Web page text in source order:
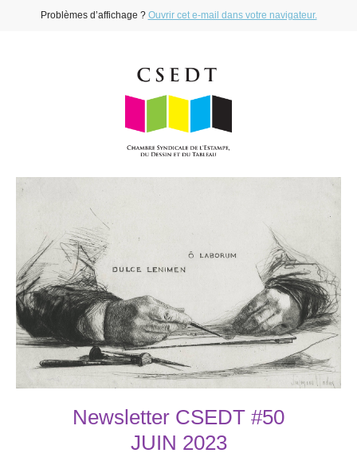
Problèmes d’affichage ? Ouvrir cet e-mail dans votre navigateur.
Newsletter CSEDT #50
JUIN 2023